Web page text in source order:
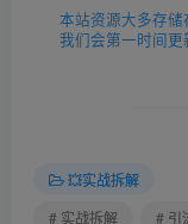
本站资源大多存储
我们会第一时间更
💥实战拆解
# 实战拆解
# 引